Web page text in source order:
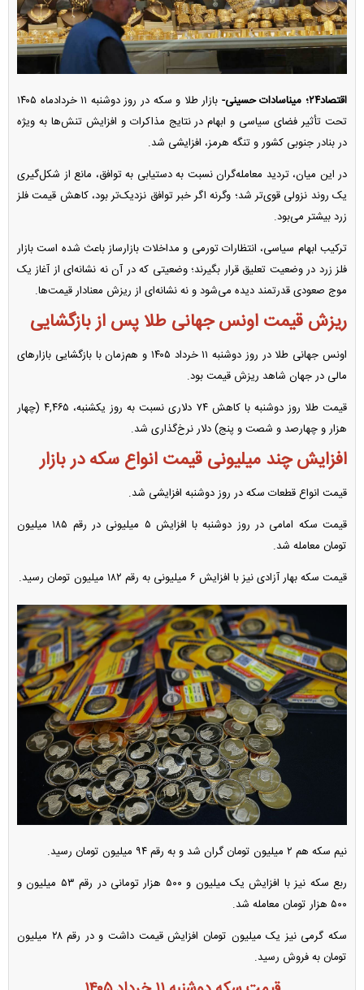
اقتصاد۲۴؛ میناسادات حسینی-
بازار طلا و سکه در روز دوشنبه ۱۱ خردادماه ۱۴۰۵
تحت تأثیر فضای سیاسی و ابهام در نتایج مذاکرات و افزایش تنش‌ها به ویژه
در بنادر جنوبی کشور و تنگه هرمز، افزایشی شد.
در این میان، تردید معامله‌گران نسبت به دستیابی به توافق، مانع از شکل‌گیری
یک روند نزولی قوی‌تر شد؛ وگرنه اگر خبر توافق نزدیک‌تر بود، کاهش قیمت فلز
زرد بیشتر می‌بود.
ترکیب ابهام سیاسی، انتظارات تورمی و مداخلات بازارساز باعث شده است بازار
فلز زرد در وضعیت تعلیق قرار بگیرند؛ وضعیتی که در آن نه نشانه‌ای از آغاز یک
موج صعودی قدرتمند دیده می‌شود و نه نشانه‌ای از ریزش معنادار قیمت‌ها.
ریزش قیمت اونس جهانی طلا پس از بازگشایی
اونس جهانی طلا در روز دوشنبه ۱۱ خرداد ۱۴۰۵ و هم‌زمان با بازگشایی بازار‌های
مالی در جهان شاهد ریزش قیمت بود.
قیمت طلا روز دوشنبه با کاهش ۷۴ دلاری نسبت به روز یکشنبه، ۴,۴۶۵ (چهار
هزار و چهارصد و شصت و پنج) دلار نرخ‌گذاری شد.
افزایش چند میلیونی قیمت انواع سکه در بازار
قیمت انواع قطعات سکه در روز دوشنبه افزایشی شد.
قیمت سکه امامی در روز دوشنبه با افزایش ۵ میلیونی در رقم ۱۸۵ میلیون
تومان معامله شد.
قیمت سکه بهار آزادی نیز با افزایش ۶ میلیونی به رقم ۱۸۲ میلیون تومان رسید.
نیم سکه هم ۲ میلیون تومان گران شد و به رقم ۹۴ میلیون تومان رسید.
ربع سکه نیز با افزایش یک میلیون و ۵۰۰ هزار تومانی در رقم ۵۳ میلیون و
۵۰۰ هزار تومان معامله شد.
سکه گرمی نیز یک میلیون تومان افزایش قیمت داشت و در رقم ۲۸ میلیون
تومان به فروش رسید.